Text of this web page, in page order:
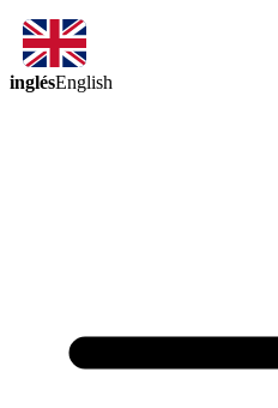
inglésEnglish